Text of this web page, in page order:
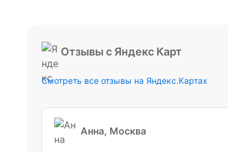
Отзывы с Яндекс Карт
Смотреть все отзывы на Яндекс.Картах
Анна, Москва